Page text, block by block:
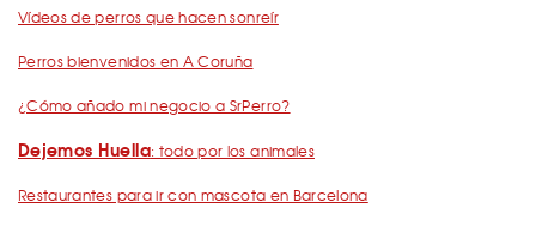
Vídeos de perros que hacen sonreír
Perros bienvenidos en A Coruña
¿Cómo añado mi negocio a SrPerro?
Dejemos Huella: todo por los animales
Restaurantes para ir con mascota en Barcelona